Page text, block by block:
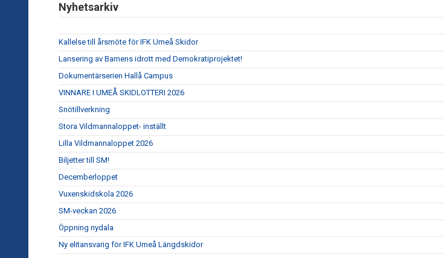
Nyhetsarkiv
Kallelse till årsmöte för IFK Umeå Skidor
Lansering av Barnens idrott med Demokratiprojektet!
Dokumentärserien Hallå Campus
VINNARE I UMEÅ SKIDLOTTERI 2026
Snötillverkning
Stora Vildmannaloppet- inställt
Lilla Vildmannaloppet 2026
Biljetter till SM!
Decemberloppet
Vuxenskidskola 2026
SM-veckan 2026
Öppning nydala
Ny elitansvarig för IFK Umeå Längdskidor